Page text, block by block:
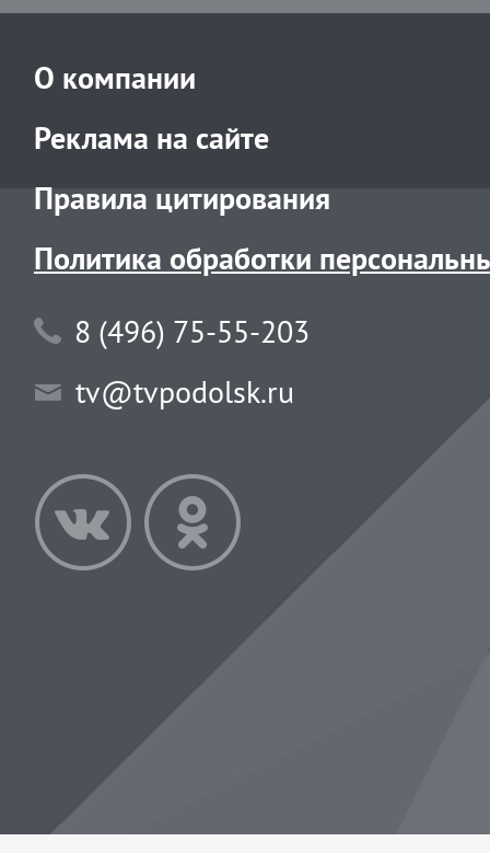
О компании
Реклама на сайте
Правила цитирования
Политика обработки
8 (496) 75-55-203
tv@tvpodolsk.ru